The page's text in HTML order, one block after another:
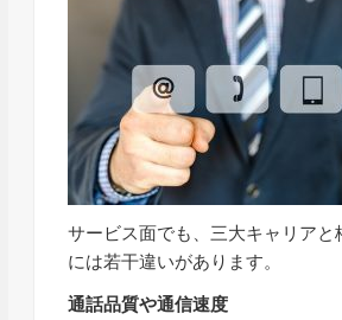
サービス面でも、三大キャリアと
には若干違いがあります。
通話品質や通信速度